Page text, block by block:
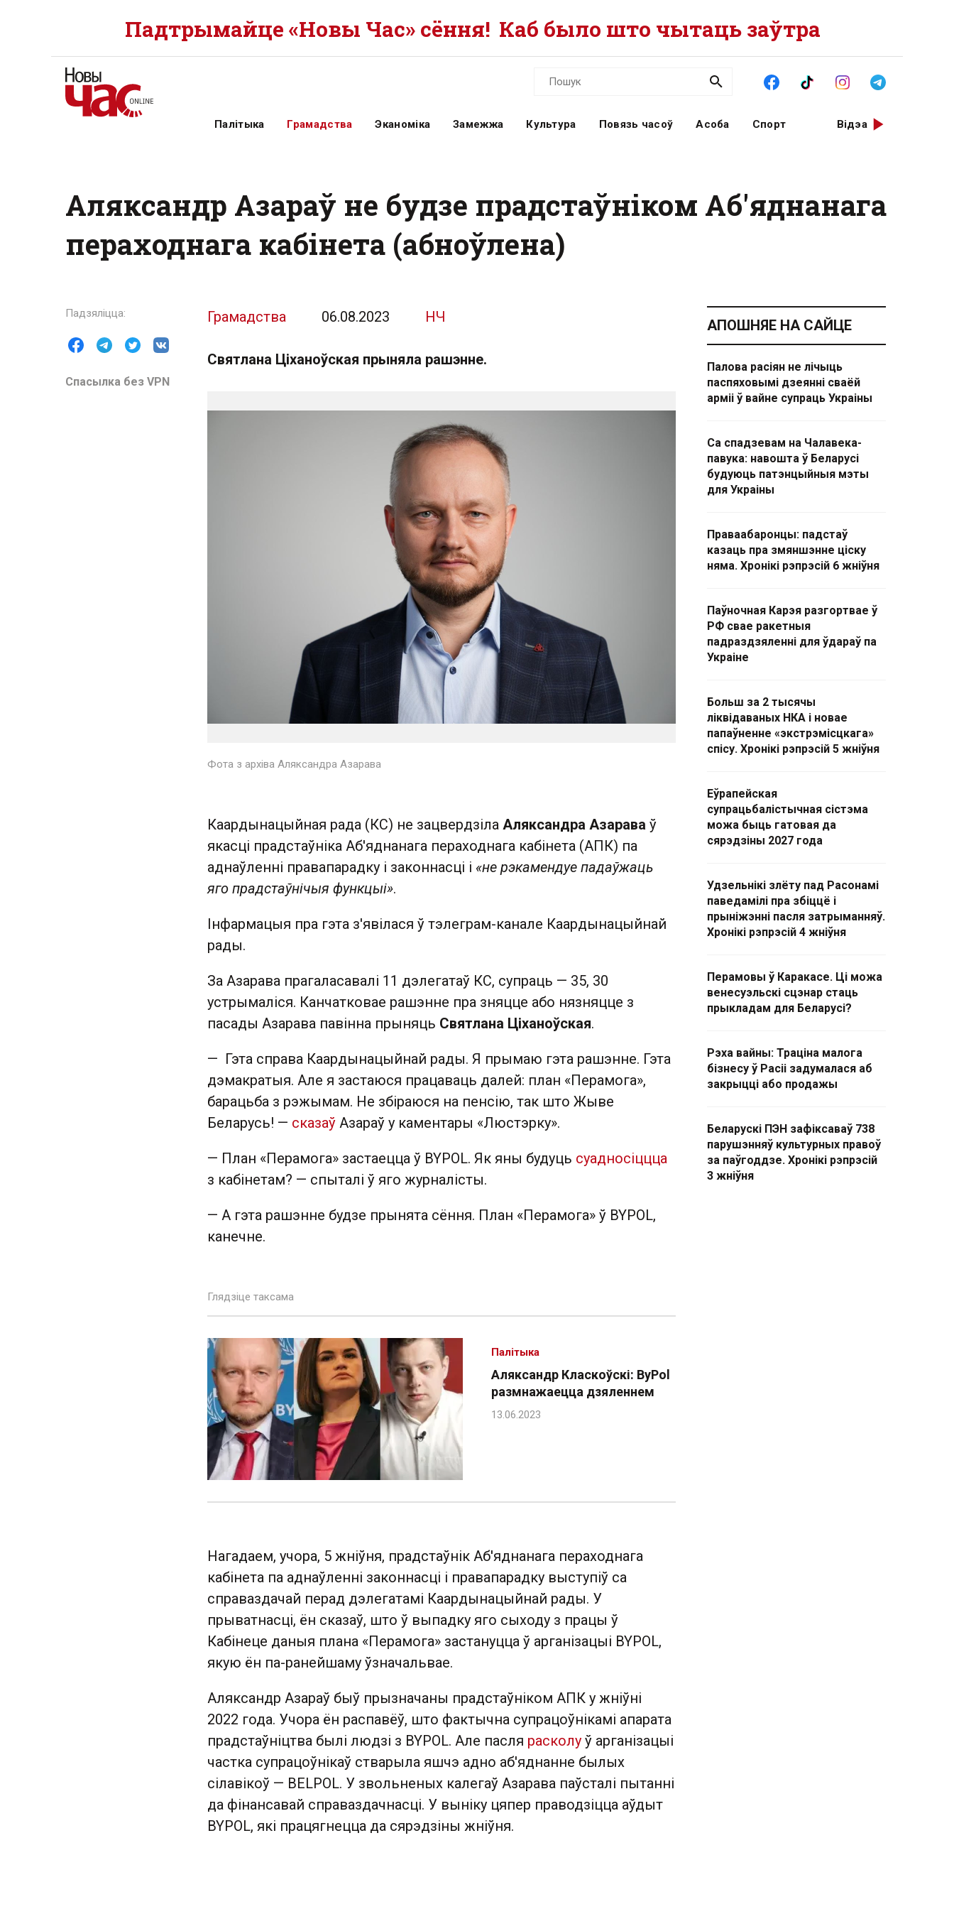
Падтрымайце «Новы Час» сёння! Каб было што чытаць заўтра
Палітыка Грамадства Эканоміка Замежжа Культура Повязь часоў Асоба Спорт Відэа
Аляксандр Азараў не будзе прадстаўніком Аб'яднанага
пераходнага кабінета (абноўлена)
Спасылка без VPN
Грамадства 06.08.2023 НЧ
Святлана Ціханоўская прыняла рашэнне.
Фота з архіва Аляксандра Азарава
Каардынацыйная рада (КС) не зацвердзіла Аляксандра Азарава ў
якасці прадстаўніка Аб'яднанага пераходнага кабінета (АПК) па
аднаўленні правапарадку і законнасці і «не рэкамендуе падаўжаць
яго прадстаўнічыя функцыі».
Інфармацыя пра гэта з'явілася ў тэлеграм-канале Каардынацыйнай
рады.
За Азарава прагаласавалі 11 дэлегатаў КС, супраць — 35, 30
устрымаліся. Канчатковае рашэнне пра зняцце або нязняцце з
пасады Азарава павінна прыняць Святлана Ціханоўская.
— Гэта справа Каардынацыйнай рады. Я прымаю гэта рашэнне. Гэта
дэмакратыя. Але я застаюся працаваць далей: план «Перамога»,
барацьба з рэжымам. Не збіраюся на пенсію, так што Жыве
Беларусь! — сказаў Азараў у каментары «Люстэрку».
— План «Перамога» застаецца ў BYPOL. Як яны будуць суадносіццца
з кабінетам? — спыталі ў яго журналісты.
— А гэта рашэнне будзе прынята сёння. План «Перамога» ў BYPOL,
канечне.
Глядзіце таксама
Аляксандр Класкоўскі: ByPol
размнажаецца дзяленнем
Палітыка
Нагадаем, учора, 5 жніўня, прадстаўнік Аб'яднанага пераходнага
кабінета па аднаўленні законнасці і правапарадку выступіў са
справаздачай перад дэлегатамі Каардынацыйнай рады. У
прыватнасці, ён сказаў, што ў выпадку яго сыходу з працы ў
Кабінеце даныя плана «Перамога» застануцца ў арганізацыі BYPOL,
якую ён па-ранейшаму ўзначальвае.
Аляксандр Азараў быў прызначаны прадстаўніком АПК у жніўні
2022 года. Учора ён распавёў, што фактычна супрацоўнікамі апарата
прадстаўніцтва былі людзі з BYPOL. Але пасля расколу ў арганізацыі
частка супрацоўнікаў стварыла яшчэ адно аб'яднанне былых
сілавікоў — BELPOL. У звольненых калегаў Азарава паўсталі пытанні
да фінансавай справаздачнасці. У выніку цяпер праводзіцца аўдыт
BYPOL, які працягнецца да сярэдзіны жніўня.
АПОШНЯЕ НА САЙЦЕ
Палова расіян не лічыць
паспяховымі дзеянні сваёй
арміі ў вайне супраць Украіны
Са спадзевам на Чалавека-
павука: навошта ў Беларусі
будуюць патэнцыйныя мэты
для Украіны
Праваабаронцы: падстаў
казаць пра змяншэнне ціску
няма. Хронікі рэпрэсій 6 жніўня
Паўночная Карэя разгортвае ў
РФ свае ракетныя
падраздзяленні для ўдараў па
Украіне
Больш за 2 тысячы
ліквідаваных НКА і новае
папаўненне «экстрэмісцкага»
спісу. Хронікі рэпрэсій 5 жніўня
Еўрапейская
супрацьбалістычная сістэма
можа быць гатовая да
сярэдзіны 2027 года
Удзельнікі злёту пад Расонамі
паведамілі пра збіццё і
прыніжэнні пасля затрыманняў.
Хронікі рэпрэсій 4 жніўня
Перамовы ў Каракасе. Ці можа
венесуэльскі сцэнар стаць
прыкладам для Беларусі?
Рэха вайны: Траціна малога
бізнесу ў Расіі задумалася аб
закрыцці або продажы
Беларускі ПЭН зафіксаваў 738
парушэнняў культурных правоў
за паўгоддзе. Хронікі рэпрэсій
3 жніўня